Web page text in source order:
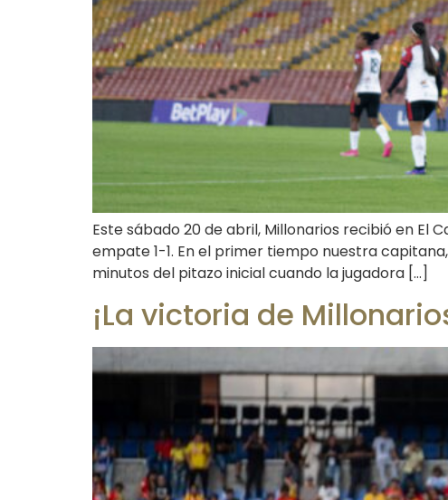
Este sábado 20 de abril, Millonarios recibió en El
empate 1-1. En el primer tiempo nuestra
minutos del pitazo inicial cuando la jugadora […]
¡La victoria de